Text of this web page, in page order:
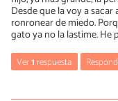
Desde que la voy a
ronronear de miedo.
gato ya no la lastime. He
Ver1respuesta